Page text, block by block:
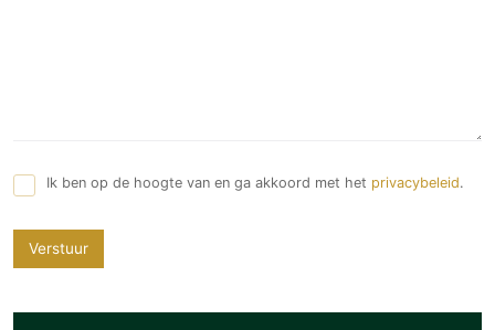
Ik ben op de hoogte van en ga akkoord met het privacybeleid.
Verstuur